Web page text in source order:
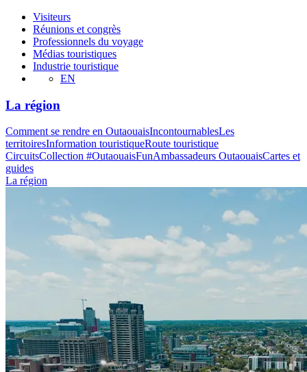
Visiteurs
Réunions et congrès
Professionnels du voyage
Médias touristiques
Industrie touristique
EN
La région
Comment se rendre en OutaouaisIncontournablesLes
territoiresInformation touristiqueRoute touristique
CircuitsCollection #OutaouaisFunAmbassadeurs OutaouaisCartes et
guides
La région